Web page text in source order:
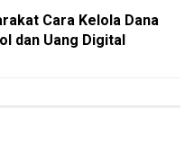
Cara Kelola Dana
dan Uang Digital